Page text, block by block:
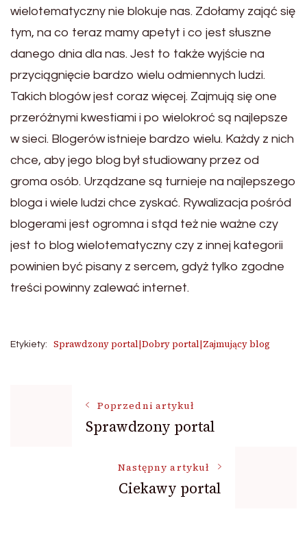
wielotematyczny nie blokuje nas. Zdołamy zająć się
tym, na co teraz mamy apetyt i co jest słuszne
danego dnia dla nas. Jest to także wyjście na
przyciągnięcie bardzo wielu odmiennych ludzi.
Takich blogów jest coraz więcej. Zajmują się one
przeróżnymi kwestiami i po wielokroć są najlepsze
w sieci. Blogerów istnieje bardzo wielu. Każdy z nich
chce, aby jego blog był studiowany przez od
groma osób. Urządzane są turnieje na najlepszego
bloga i wiele ludzi chce zyskać. Rywalizacja pośród
blogerami jest ogromna i stąd też nie ważne czy
jest to blog wielotematyczny czy z innej kategorii
powinien być pisany z sercem, gdyż tylko zgodne
treści powinny zalewać internet.
Etykiety: Sprawdzony portal|Dobry portal|Zajmujący blog
NawigacjaPoprzedni artykuł
Sprawdzony portal
Następny artykuł
Ciekawy portal